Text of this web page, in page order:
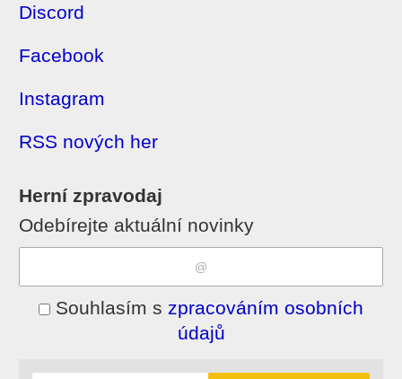
Discord
Facebook
Instagram
RSS nových her
Herní zpravodaj
Odebírejte aktuální novinky
Souhlasím s zpracováním osobních
údajů